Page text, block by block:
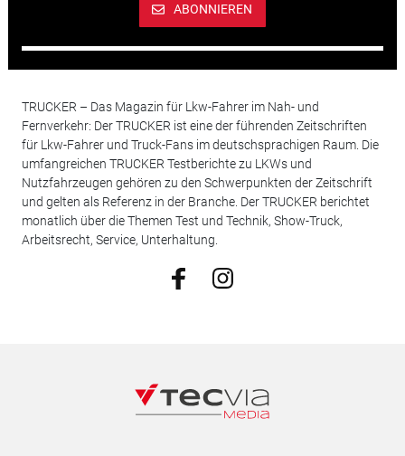
ABONNIEREN
TRUCKER – Das Magazin für Lkw-Fahrer im Nah- und
Fernverkehr: Der TRUCKER ist eine der führenden Zeitschriften
für Lkw-Fahrer und Truck-Fans im deutschsprachigen Raum. Die
umfangreichen TRUCKER Testberichte zu LKWs und
Nutzfahrzeugen gehören zu den Schwerpunkten der Zeitschrift
und gelten als Referenz in der Branche. Der TRUCKER berichtet
monatlich über die Themen Test und Technik, Show-Truck,
Arbeitsrecht, Service, Unterhaltung.